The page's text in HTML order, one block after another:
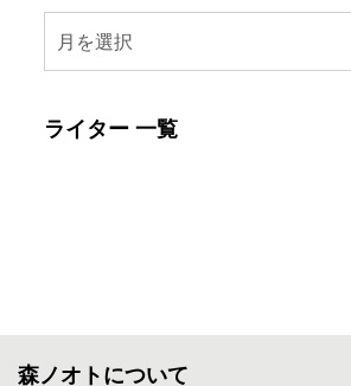
月を選択
ライター 一覧
森ノオトについて